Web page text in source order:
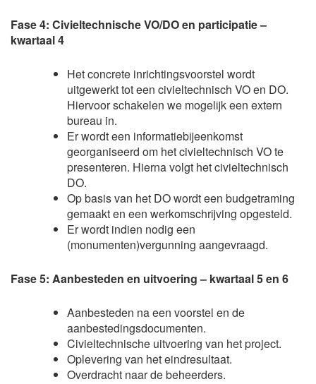
Fase 4: Civieltechnische VO/DO en participatie –
kwartaal 4
Het concrete inrichtingsvoorstel wordt
uitgewerkt tot een civieltechnisch VO en DO.
Hiervoor schakelen we mogelijk een extern
bureau in.
Er wordt een informatiebijeenkomst
georganiseerd om het civieltechnisch VO te
presenteren. Hierna volgt het civieltechnisch
DO.
Op basis van het DO wordt een budgetraming
gemaakt en een werkomschrijving opgesteld.
Er wordt indien nodig een
(monumenten)vergunning aangevraagd.
Fase 5: Aanbesteden en uitvoering – kwartaal 5 en 6
Aanbesteden na een voorstel en de
aanbestedingsdocumenten.
Civieltechnische uitvoering van het project.
Oplevering van het eindresultaat.
Overdracht naar de beheerders.